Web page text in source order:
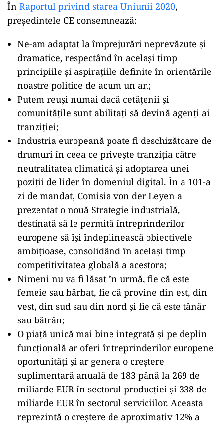
În Raportul privind starea Uniunii 2020,
preşedintele CE consemnează:
Ne-am adaptat la împrejurări neprevăzute şi
dramatice, respectând în acelaşi timp
principiile şi aspiraţiile definite în orientările
noastre politice de acum un an;
Putem reuşi numai dacă cetăţenii şi
comunităţile sunt abilitaţi să devină agenţi ai
tranziţiei;
Industria europeană poate fi deschizătoare de
drumuri în ceea ce priveşte tranziţia către
neutralitatea climatică şi adoptarea unei
poziţii de lider în domeniul digital. În a 101-a
zi de mandat, Comisia von der Leyen a
prezentat o nouă Strategie industrială,
destinată să le permită întreprinderilor
europene să îşi îndeplinească obiectivele
ambiţioase, consolidând în acelaşi timp
competitivitatea globală a acestora;
Nimeni nu va fi lăsat în urmă, fie că este
femeie sau bărbat, fie că provine din est, din
vest, din sud sau din nord şi fie că este tânăr
sau bătrân;
O piaţă unică mai bine integrată şi pe deplin
funcţională ar oferi întreprinderilor europene
oportunităţi şi ar genera o creştere
suplimentară anuală de 183 până la 269 de
miliarde EUR în sectorul producţiei şi 338 de
miliarde EUR în sectorul serviciilor. Aceasta
reprezintă o creştere de aproximativ 12% a